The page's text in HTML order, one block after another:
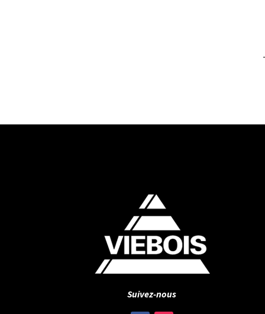
Suivez-nous